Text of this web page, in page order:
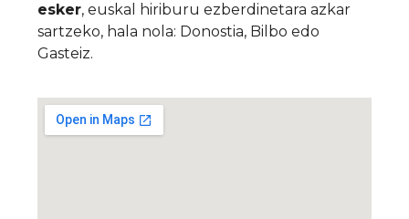
esker, euskal hiriburu ezberdinetara azkar
sartzeko, hala nola: Donostia, Bilbo edo
Gasteiz.